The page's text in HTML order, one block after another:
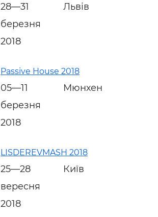
28—31
березня
2018
Львів
Passive House 2018
05—11
березня
2018
Мюнхен
LISDEREVMASH 2018
25—28
вересня
2018
Київ